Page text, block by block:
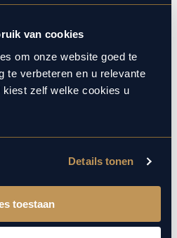
van cookies
om onze website goed te
te verbeteren en u relevante
kiest zelf welke cookies u
Details tonen
toestaan
autobedrijf van